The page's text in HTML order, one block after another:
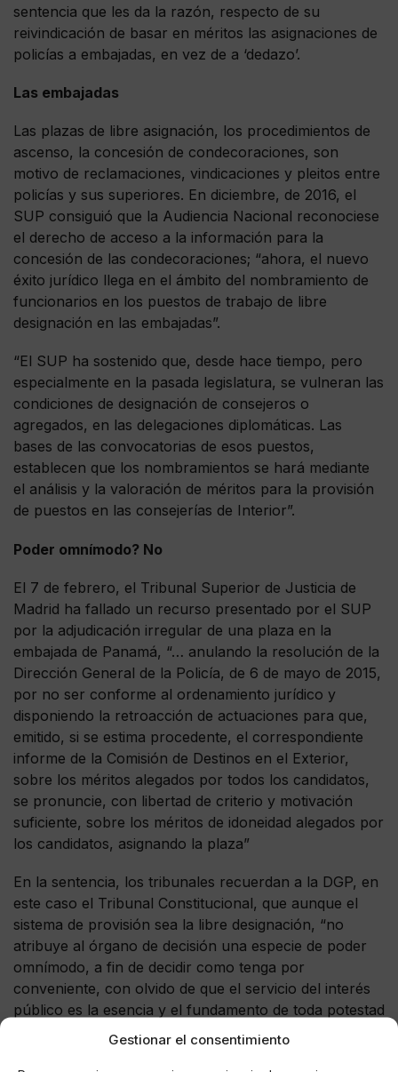
Gestionar el consentimiento
sentencia que les da la razón, respecto de su
reivindicación de basar en méritos las asignaciones de
policías a embajadas, en vez de a ‘dedazo’.
Las embajadas
Las plazas de libre asignación, los procedimientos de
ascenso, la concesión de condecoraciones, son
motivo de reclamaciones, vindicaciones y pleitos entre
policías y sus superiores. En diciembre, de 2016, el
SUP consiguió que la Audiencia Nacional reconociese
el derecho de acceso a la información para la
concesión de las condecoraciones; “ahora, el nuevo
éxito jurídico llega en el ámbito del nombramiento de
funcionarios en los puestos de trabajo de libre
designación en las embajadas”.
“El SUP ha sostenido que, desde hace tiempo, pero
especialmente en la pasada legislatura, se vulneran las
condiciones de designación de consejeros o
agregados, en las delegaciones diplomáticas. Las
bases de las convocatorias de esos puestos,
establecen que los nombramientos se hará mediante
el análisis y la valoración de méritos para la provisión
de puestos en las consejerías de Interior”.
Poder omnímodo? No
El 7 de febrero, el Tribunal Superior de Justicia de
Madrid ha fallado un recurso presentado por el SUP
por la adjudicación irregular de una plaza en la
embajada de Panamá, “… anulando la resolución de la
Dirección General de la Policía, de 6 de mayo de 2015,
por no ser conforme al ordenamiento jurídico y
disponiendo la retroacción de actuaciones para que,
emitido, si se estima procedente, el correspondiente
informe de la Comisión de Destinos en el Exterior,
sobre los méritos alegados por todos los candidatos,
se pronuncie, con libertad de criterio y motivación
suficiente, sobre los méritos de idoneidad alegados por
los candidatos, asignando la plaza”
En la sentencia, los tribunales recuerdan a la DGP, en
este caso el Tribunal Constitucional, que aunque el
sistema de provisión sea la libre designación, “no
atribuye al órgano de decisión una especie de poder
omnímodo, a fin de decidir como tenga por
conveniente, con olvido de que el servicio del interés
público es la esencia y el fundamento de toda potestad
administrativa”.